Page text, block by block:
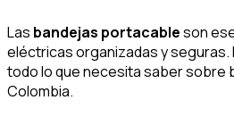
Las bandejas portacableson
eléctricas organizadas y seguras.
todo lo que necesita saber sobre
Colombia.